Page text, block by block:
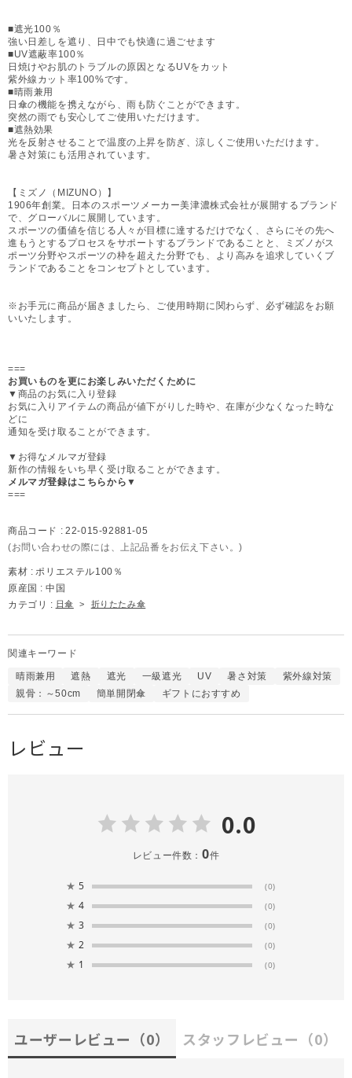
■遮光100％
強い日差しを遮り、日中でも快適に過ごせます
■UV遮蔽率100％
日焼けやお肌のトラブルの原因となるUVをカット
紫外線カット率100%です。
■晴雨兼用
日傘の機能を携えながら、雨も防ぐことができます。
突然の雨でも安心してご使用いただけます。
■遮熱効果
光を反射させることで温度の上昇を防ぎ、涼しくご使用いただけます。
暑さ対策にも活用されています。
【ミズノ（MIZUNO）】
1906年創業。日本のスポーツメーカー美津濃株式会社が展開するブランド
で、グローバルに展開しています。
スポーツの価値を信じる人々が目標に達するだけでなく、さらにその先へ
進もうとするプロセスをサポートするブランドであることと、ミズノがス
ポーツ分野やスポーツの枠を超えた分野でも、より高みを追求していくブ
ランドであることをコンセプトとしています。
※お手元に商品が届きましたら、ご使用時期に関わらず、必ず確認をお願
いいたします。
===
お買いものを更にお楽しみいただくために
▼商品のお気に入り登録
お気に入りアイテムの商品が値下がりした時や、在庫が少なくなった時な
どに
通知を受け取ることができます。
▼お得なメルマガ登録
新作の情報をいち早く受け取ることができます。
メルマガ登録はこちらから▼
===
商品コード : 22-015-92881-05
(お問い合わせの際には、上記品番をお伝え下さい。)
素材 : ポリエステル100％
原産国 : 中国
カテゴリ : 日傘 > 折りたたみ傘
関連キーワード
晴雨兼用 遮熱 遮光 一級遮光 UV 暑さ対策
紫外線対策
親骨：～50cm
簡単開閉傘 ギフトにおすすめ
レビュー
0.0
レビュー件数： 0件
★ 5 (0)
★ 4 (0)
★ 3 (0)
★ 2 (0)
★ 1 (0)
ユーザーレビュー （0） スタッフレビュー （0）